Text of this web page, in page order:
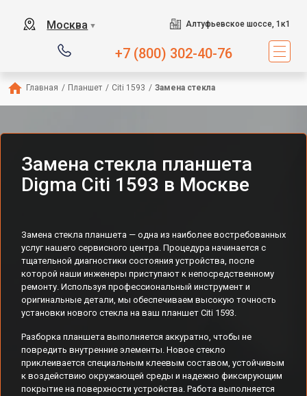
Москва ▼ Алтуфьевское шоссе, 1к1
+7 (800) 302-40-76
Главная / Планшет / Citi 1593 / Замена стекла
Замена стекла планшета
Digma Citi 1593 в Москве
Замена стекла планшета — одна из наиболее востребованных
услуг нашего сервисного центра. Процедура начинается с
тщательной диагностики состояния устройства, после
которой наши инженеры приступают к непосредственному
ремонту. Используя профессиональный инструмент и
оригинальные детали, мы обеспечиваем высокую точность
установки нового стекла на ваш планшет Citi 1593.
Разборка планшета выполняется аккуратно, чтобы не
повредить внутренние элементы. Новое стекло
приклеивается специальным клеевым составом, устойчивым
к воздействию окружающей среды и надежно фиксирующим
покрытие на поверхности устройства. Работа выполняется